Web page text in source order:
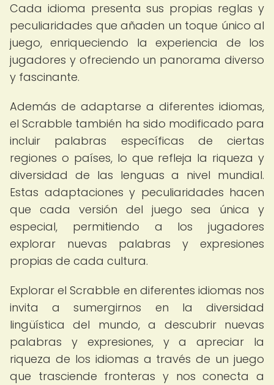
Cada idioma presenta sus propias reglas y
peculiaridades que añaden un toque único al
juego, enriqueciendo la experiencia de los
jugadores y ofreciendo un panorama diverso
y fascinante.
Además de adaptarse a diferentes idiomas,
el Scrabble también ha sido modificado para
incluir palabras específicas de ciertas
regiones o países, lo que refleja la riqueza y
diversidad de las lenguas a nivel mundial.
Estas adaptaciones y peculiaridades hacen
que cada versión del juego sea única y
especial, permitiendo a los jugadores
explorar nuevas palabras y expresiones
propias de cada cultura.
Explorar el Scrabble en diferentes idiomas nos
invita a sumergirnos en la diversidad
lingüística del mundo, a descubrir nuevas
palabras y expresiones, y a apreciar la
riqueza de los idiomas a través de un juego
que trasciende fronteras y nos conecta a